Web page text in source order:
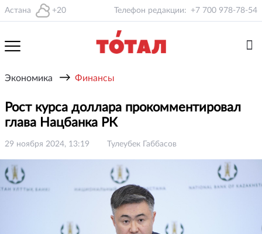
Астана +20 Телефон редакции: +7 700 978-78-54
Экономика → Финансы
Рост курса доллара прокомментировал
глава Нацбанка РК
29 ноября 2024, 13:19 Тулеубек Габбасов